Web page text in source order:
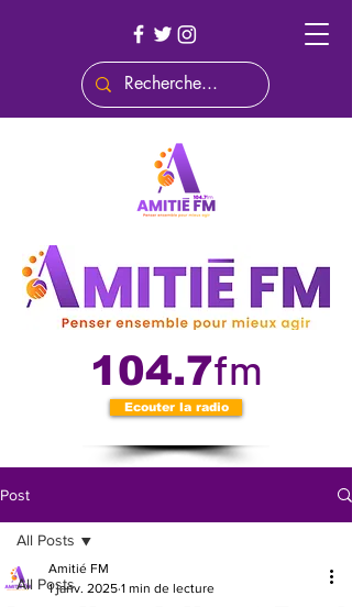
104.7fm
Ecouter la radio
Post
All Posts
All Posts
Amitié FM
1 janv. 2025 1 min de lecture